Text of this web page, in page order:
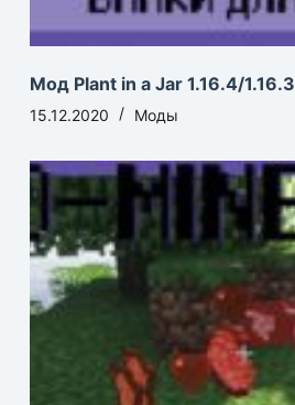
Мод Plant in a Jar 1.16.4/1.16.3
15.12.2020 Моды